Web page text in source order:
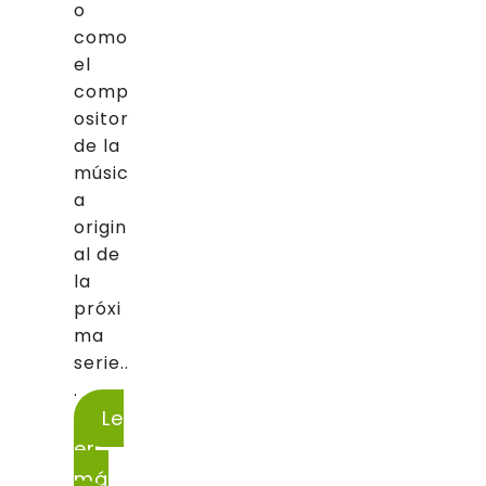
o
como
el
comp
ositor
de la
músic
a
origin
al de
la
próxi
ma
serie..
.
Le
er
má